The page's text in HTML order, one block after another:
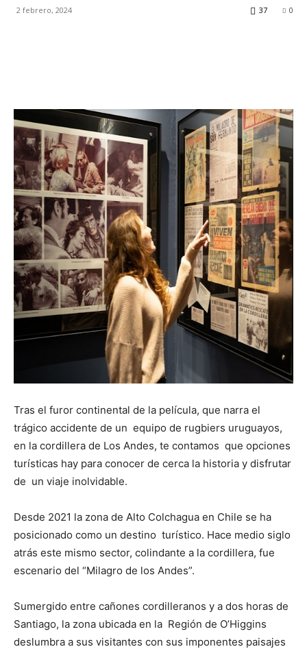
2 febrero, 2024 0
37
Tras el furor continental de la película, que narra el
trágico accidente de un equipo de rugbiers uruguayos,
en la cordillera de Los Andes, te contamos que opciones
turísticas hay para conocer de cerca la historia y disfrutar
de un viaje inolvidable.
Desde 2021 la zona de Alto Colchagua en Chile se ha
posicionado como un destino turístico. Hace medio siglo
atrás este mismo sector, colindante a la cordillera, fue
escenario del “Milagro de los Andes”.
Sumergido entre cañones cordilleranos y a dos horas de
Santiago, la zona ubicada en la Región de O’Higgins
deslumbra a sus visitantes con sus imponentes paisajes